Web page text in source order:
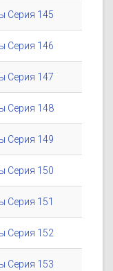
Серия 145
Серия 146
Серия 147
Серия 148
Серия 149
Серия 150
Серия 151
Серия 152
Серия 153